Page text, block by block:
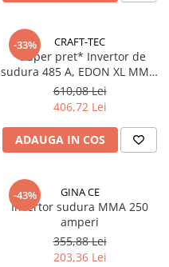
-33% CRAFT-TEC
*Super pret* Invertor de
sudura 485 A, EDON XL MMA,
electrod 1.6 - 5 mm, Hot Start,
Arc Forta, Anti - Stick, cabluri
3M
610,08 Lei
406,72 Lei
ADAUGA IN COS
-43% GINA CE
Invertor sudura MMA 250
amperi
355,88 Lei
203,36 Lei